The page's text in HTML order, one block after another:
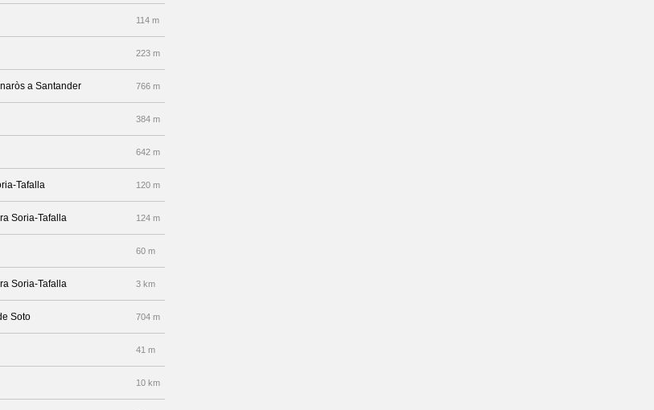
114 m
223 m
a Santander 766 m
384 m
642 m
Tafalla 120 m
Soria-Tafalla 124 m
60 m
Soria-Tafalla 3 km
Soto 704 m
41 m
10 km